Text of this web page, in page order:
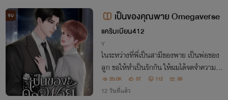
จบ เป็นของคุณพาย Omegaverse
แคริบเบียน412
Y
ในระหว่างที่พี่เป็นสามีของพาย เป็นพ่อของ
ลูก ขอให้ทำเป็นรักกัน ให้ผมได้จดจำความสุ
ขก่อนที่ผมจะคืนอิสระภาพให้กับพี่
20.0K 37 112 39
12 วันที่แล้ว